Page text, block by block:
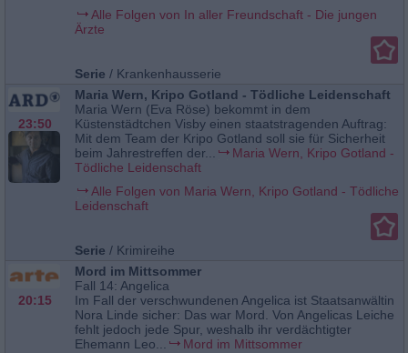
Alle Folgen von In aller Freundschaft - Die jungen
Ärzte
Serie / Krankenhausserie
23:50
Maria Wern, Kripo Gotland - Tödliche Leidenschaft
Maria Wern (Eva Röse) bekommt in dem
Küstenstädtchen Visby einen staatstragenden Auftrag:
Mit dem Team der Kripo Gotland soll sie für Sicherheit
beim Jahrestreffen der...
Maria Wern, Kripo Gotland -
Tödliche Leidenschaft
Alle Folgen von Maria Wern, Kripo Gotland - Tödliche
Leidenschaft
Serie / Krimireihe
20:15
Mord im Mittsommer
Fall 14: Angelica
Im Fall der verschwundenen Angelica ist Staatsanwältin
Nora Linde sicher: Das war Mord. Von Angelicas Leiche
fehlt jedoch jede Spur, weshalb ihr verdächtigter
Ehemann Leo...
Mord im Mittsommer